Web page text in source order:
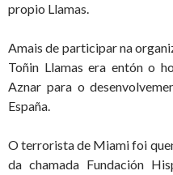
propio Llamas.
Amais de participar na
Toñin Llamas era entón o
Aznar para o
España.
O terrorista de Miami foi
da chamada Fundación